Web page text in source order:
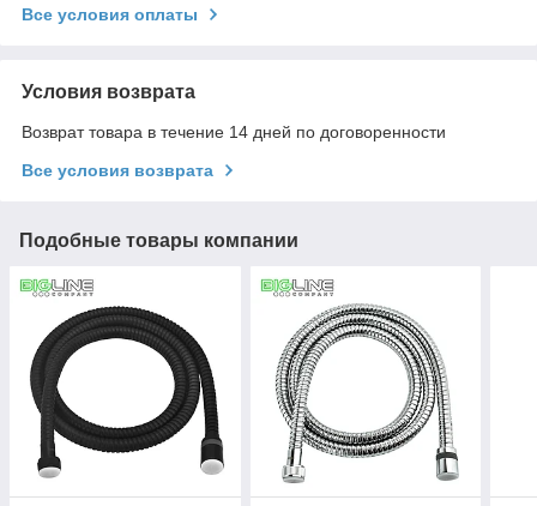
Все условия оплаты
Условия возврата
Возврат товара в течение 14 дней по договоренности
Все условия возврата
Подобные товары компании